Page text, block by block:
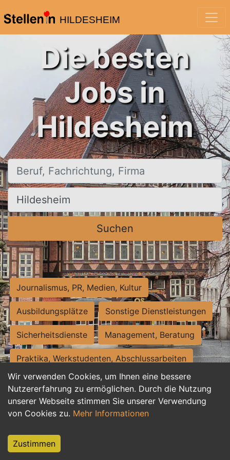
HILDESHEIM
Wir verwenden Cookies, um Ihnen eine bessere
Nutzererfahrung zu ermöglichen. Durch die Nutzung
unserer Webseite stimmen Sie unserer Verwendung
von Cookies zu. Mehr Informationen
Zustimmen
Die besten
Jobs in
Hildesheim
Beruf, Fachrichtung, Firma
Ort, Stadt
Suchen
Journalismus, PR, Medien, Kultur
Ausbildungsplätze Sonstige Dienstleistungen
Sicherheitsdienste Management, Beratung
Praktika, Werkstudenten, Abschlussarbeiten
Personalwesen Assistenz, Sekretariat
Hilfskräfte, Aushilfs- und Nebenjobs
Weiterbildung, Studium, duale Ausbildung